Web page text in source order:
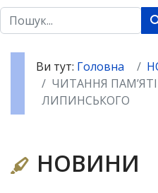
Пошук
Ви тут: Головна
ЧИТАННЯ
ЛИПИНСЬКОГО
НОВИНИ